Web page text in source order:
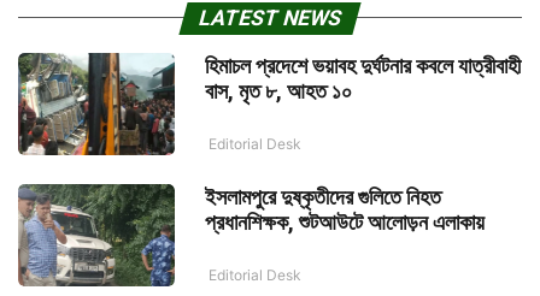
LATEST NEWS
হিমাচল প্রদেশে ভয়াবহ দুর্ঘটনার কবলে যাত্রীবাহী
বাস, মৃত ৮, আহত ১০
Editorial Desk
ইসলামপুরে দুষ্কৃতীদের গুলিতে নিহত
প্রধানশিক্ষক, শুটআউটে আলোড়ন এলাকায়
Editorial Desk